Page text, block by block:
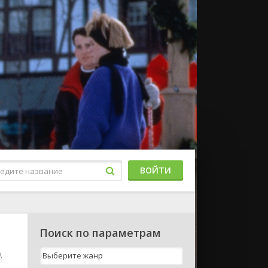
ВОЙТИ
Поиск по параметрам